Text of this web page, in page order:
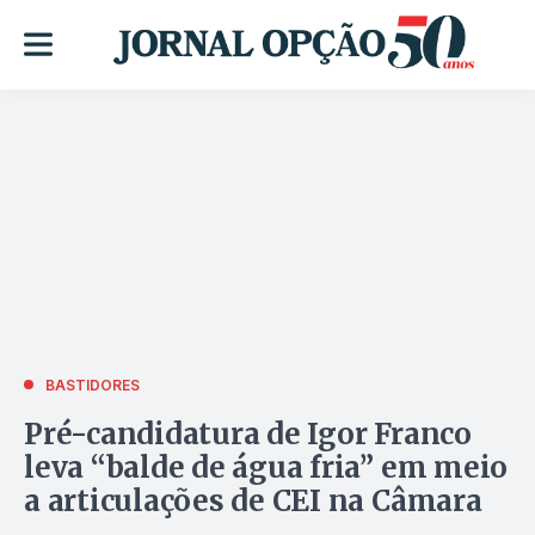
BASTIDORES
Pré-candidatura de Igor Franco
leva “balde de água fria” em meio
a articulações de CEI na Câmara